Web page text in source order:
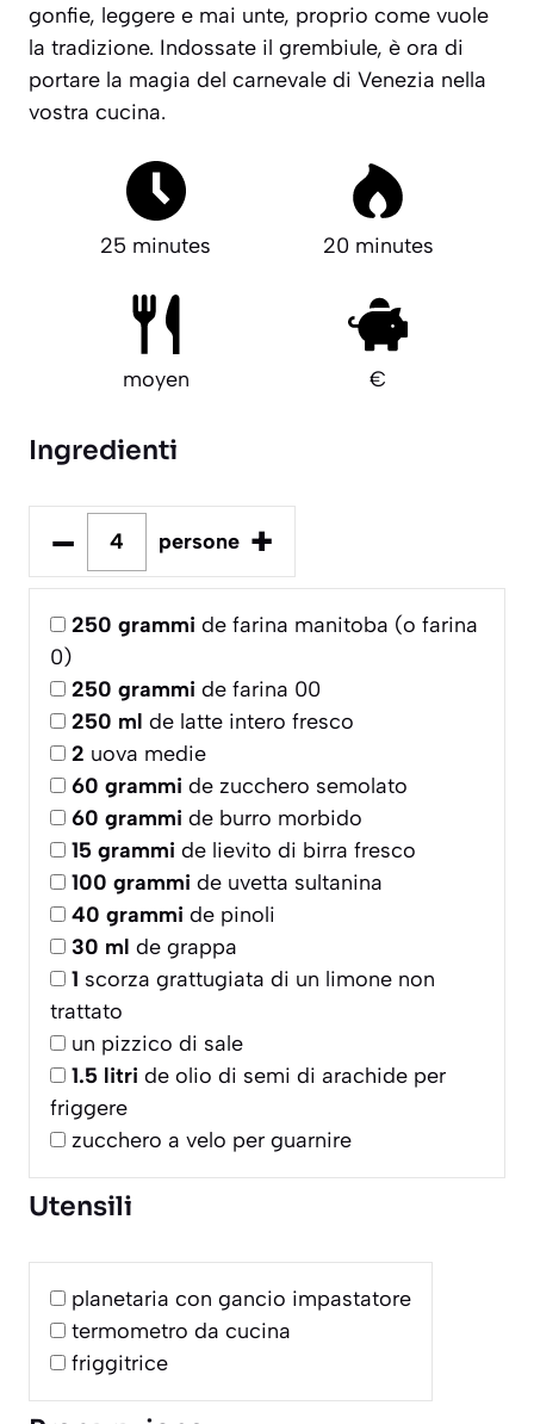
gonfie, leggere e mai unte, proprio come vuole
la tradizione. Indossate il grembiule, è ora di
portare la magia del carnevale di Venezia nella
vostra cucina.
25 minutes 20 minutes
moyen €
Ingredienti
– persone +
250 grammi de farina manitoba (o farina
0)
250 grammi de farina 00
250 ml de latte intero fresco
2 uova medie
60 grammi de zucchero semolato
60 grammi de burro morbido
15 grammi de lievito di birra fresco
100 grammi de uvetta sultanina
40 grammi de pinoli
30 ml de grappa
1 scorza grattugiata di un limone non
trattato
un pizzico di sale
1.5 litri de olio di semi di arachide per
friggere
zucchero a velo per guarnire
Utensili
planetaria con gancio impastatore
termometro da cucina
friggitrice